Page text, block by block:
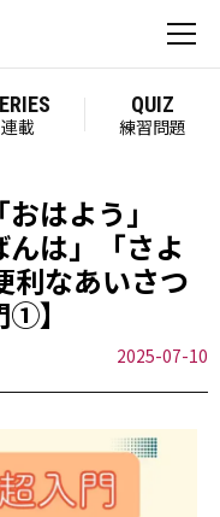
連載
QUIZ
練習問題
はよう」
んは」「さよ
利なあいさつ
】
2025-07-10